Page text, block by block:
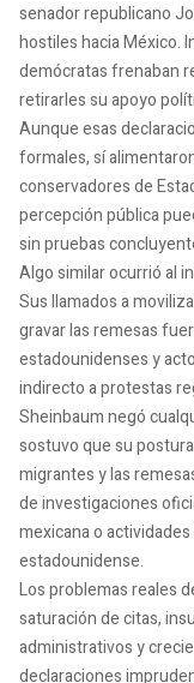
senador republicano
hostiles hacia México.
demócratas frenaban
retirarles su apoyo
Aunque esas
formales, sí
conservadores de
percepción pública
sin pruebas
Algo similar ocurrió al
Sus llamados a
gravar las remesas
estadounidenses y
indirecto a protestas
Sheinbaum negó
sostuvo que su
migrantes y las
de investigaciones
mexicana o
estadounidense.
Los problemas reales
saturación de citas,
administrativos y
declaraciones